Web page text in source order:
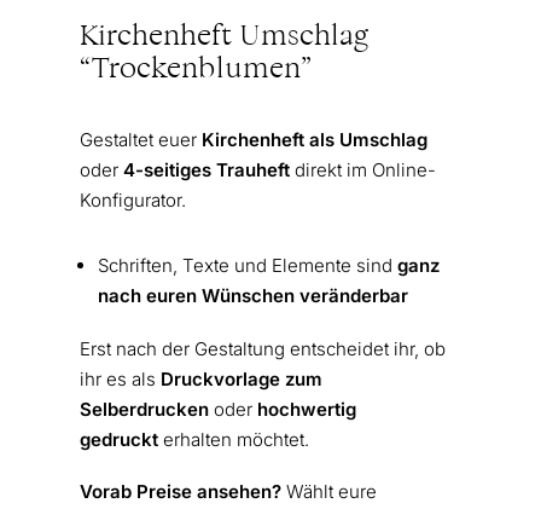
Kirchenheft Umschlag
“Trockenblumen”
Gestaltet euer Kirchenheft als Umschlag
oder 4-seitiges Trauheftdirekt im Online-
Konfigurator.
Schriften, Texte und Elemente sind ganz
nach euren Wünschen veränderbar
Erst nach der Gestaltung entscheidet ihr, ob
ihr es als Druckvorlage zum
Selberdruckenoder hochwertig
gedruckt erhalten möchtet.
Vorab Preise ansehen?Wählt eure